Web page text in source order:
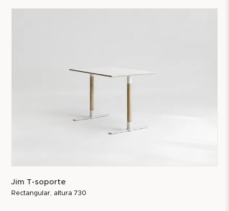
Jim T-soporte
Rectangular, altura 730